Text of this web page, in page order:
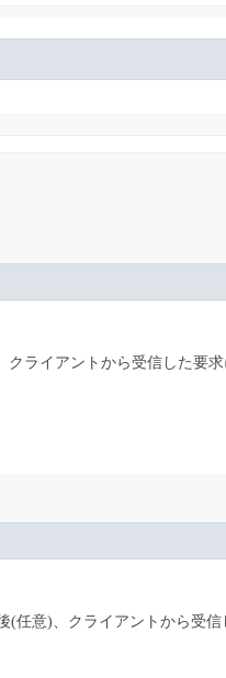
ライアントから受信した要
(任意)、クライアントから受